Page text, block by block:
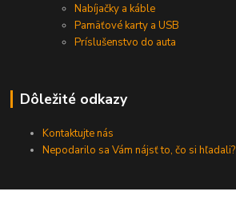
Nabíjačky a káble
Pamäťové karty a USB
Príslušenstvo do auta
Dôležité odkazy
Kontaktujte nás
Nepodarilo sa Vám nájsť to, čo si hľadali?